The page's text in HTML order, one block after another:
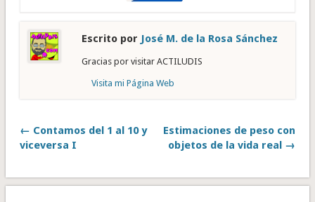
Escrito por José M. de la Rosa Sánchez
Gracias por visitar ACTILUDIS
Visita mi Página Web
← Contamos del 1 al 10 y
viceversa I
Estimaciones de peso con
objetos de la vida real →